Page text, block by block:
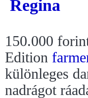
150.000
Edition
különleges
nadrágot